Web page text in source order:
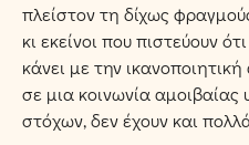
πλείστον τη δίχως
κι εκείνοι που πιστεύουν
κάνει με την
σε μια κοινωνία αμοιβαίας
στόχων, δεν έχουν και